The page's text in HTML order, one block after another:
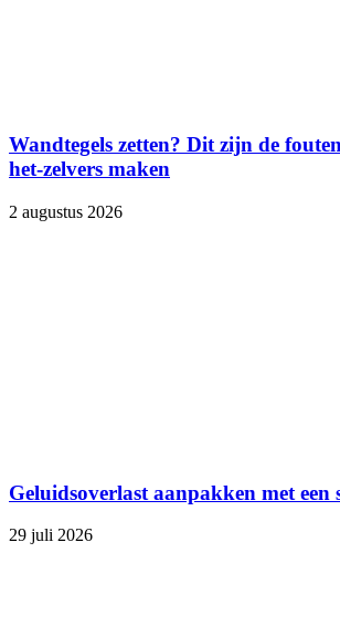
Wandtegels zetten? Dit zijn de
het-zelvers maken
2 augustus 2026
Geluidsoverlast aanpakken met een
29 juli 2026